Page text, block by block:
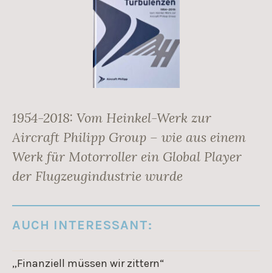
1954-2018: Vom Heinkel-Werk zur
Aircraft Philipp Group – wie aus einem
Werk für Motorroller ein Global Player
der Flugzeugindustrie wurde
AUCH INTERESSANT:
„Finanziell müssen wir zittern“